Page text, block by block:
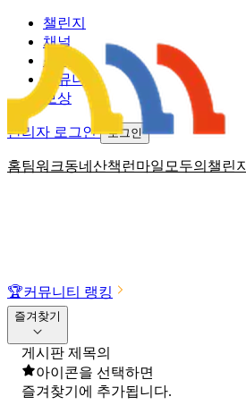
홈팀워크동네산책 런마일 모두의챌린지
챌린지
채널
소식
커뮤니티
보상
관리자 로그인 로그인
🏆커뮤니티 랭킹
즐겨찾기
게시판 제목의
아이콘을 선택하면
즐겨찾기에 추가됩니다.